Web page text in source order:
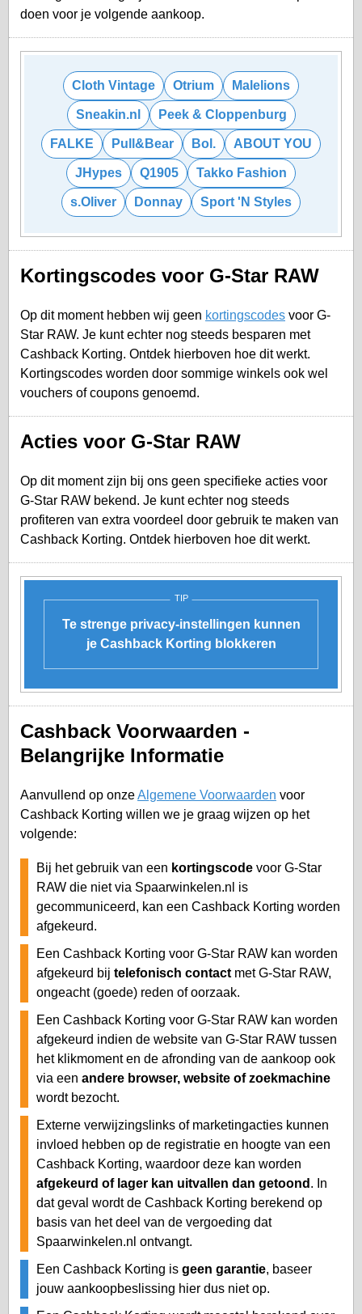
doen voor je volgende aankoop.
Cloth Vintage Otrium Malelions
Sneakin.nl Peek & Cloppenburg
FALKE Pull&Bear Bol. ABOUT YOU
JHypes Q1905 Takko Fashion
s.Oliver Donnay Sport 'N Styles
Kortingscodes voor G-Star RAW
Op dit moment hebben wij geen kortingscodes voor G-
Star RAW. Je kunt echter nog steeds besparen met
Cashback Korting. Ontdek hierboven hoe dit werkt.
Kortingscodes worden door sommige winkels ook wel
vouchers of coupons genoemd.
Acties voor G-Star RAW
Op dit moment zijn bij ons geen specifieke acties voor
G-Star RAW bekend. Je kunt echter nog steeds
profiteren van extra voordeel door gebruik te maken van
Cashback Korting. Ontdek hierboven hoe dit werkt.
TIP
Te strenge privacy-instellingen kunnen
je Cashback Korting blokkeren
Cashback Voorwaarden -
Belangrijke Informatie
Aanvullend op onzeAlgemene Voorwaarden voor
Cashback Korting willen we je graag wijzen op het
volgende:
Bij het gebruik van een kortingscode voor G-Star
RAW die niet via Spaarwinkelen.nl is
gecommuniceerd, kan een Cashback Korting worden
afgekeurd.
Een Cashback Korting voor G-Star RAW kan worden
afgekeurd bij telefonisch contact met G-Star RAW,
ongeacht (goede) reden of oorzaak.
Een Cashback Korting voor G-Star RAW kan worden
afgekeurd indien de website van G-Star RAW tussen
het klikmoment en de afronding van de aankoop ook
via een andere browser, website of zoekmachine
wordt bezocht.
Externe verwijzingslinks of marketingacties kunnen
invloed hebben op de registratie en hoogte van een
Cashback Korting, waardoor deze kan worden
afgekeurd of lager kan uitvallen dan getoond . In
dat geval wordt de Cashback Korting berekend op
basis van het deel van de vergoeding dat
Spaarwinkelen.nl ontvangt.
Een Cashback Korting is geen garantie, baseer
jouw aankoopbeslissing hier dus niet op.